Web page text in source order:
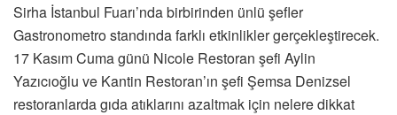
Sirha İstanbul Fuarı’nda birbirinden ünlü şefler
Gastronometro standında farklı etkinlikler gerçekleştirecek.
17 Kasım Cuma günü Nicole Restoran şefi Aylin
Yazıcıoğlu ve Kantin Restoran’ın şefi Şemsa Denizsel
restoranlarda gıda atıklarını azaltmak için nelere dikkat